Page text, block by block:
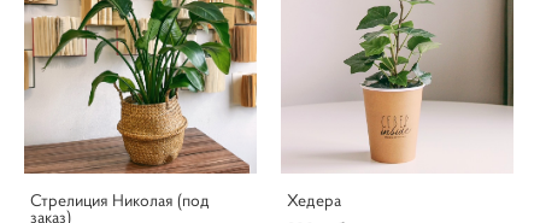
Стрелиция Николая (под
заказ)
Хедера